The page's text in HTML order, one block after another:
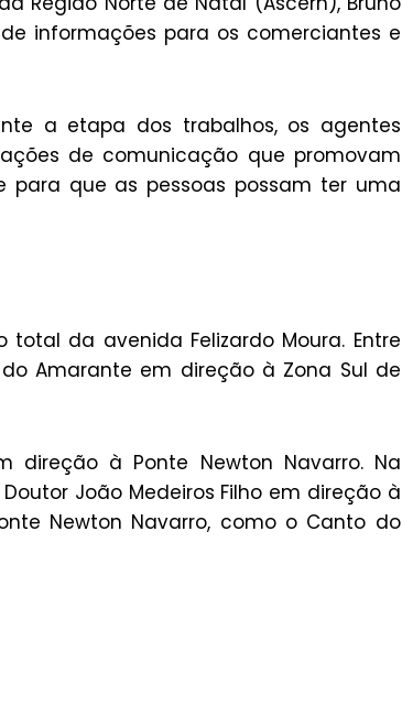
informações para os comerciantes e
a etapa dos trabalhos, os agentes
de comunicação que promovam
para que as pessoas possam ter uma
da avenida Felizardo Moura. Entre
Amarante em direção à Zona Sul de
direção à Ponte Newton Navarro. Na
João Medeiros Filho em direção à
Newton Navarro, como o Canto do